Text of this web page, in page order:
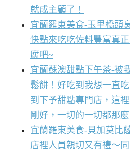
就成主顧了！
宜蘭羅東美食-玉里橋頭
快點來吃吃佐料豐富真
腐吧~
宜蘭蘇澳甜點下午茶-被
鬆餅！好吃到我想一直
到下予甜點專門店，這
剛好，一切的一切都那
宜蘭羅東美食-貝加莫比
店裡人員親切又有禮～